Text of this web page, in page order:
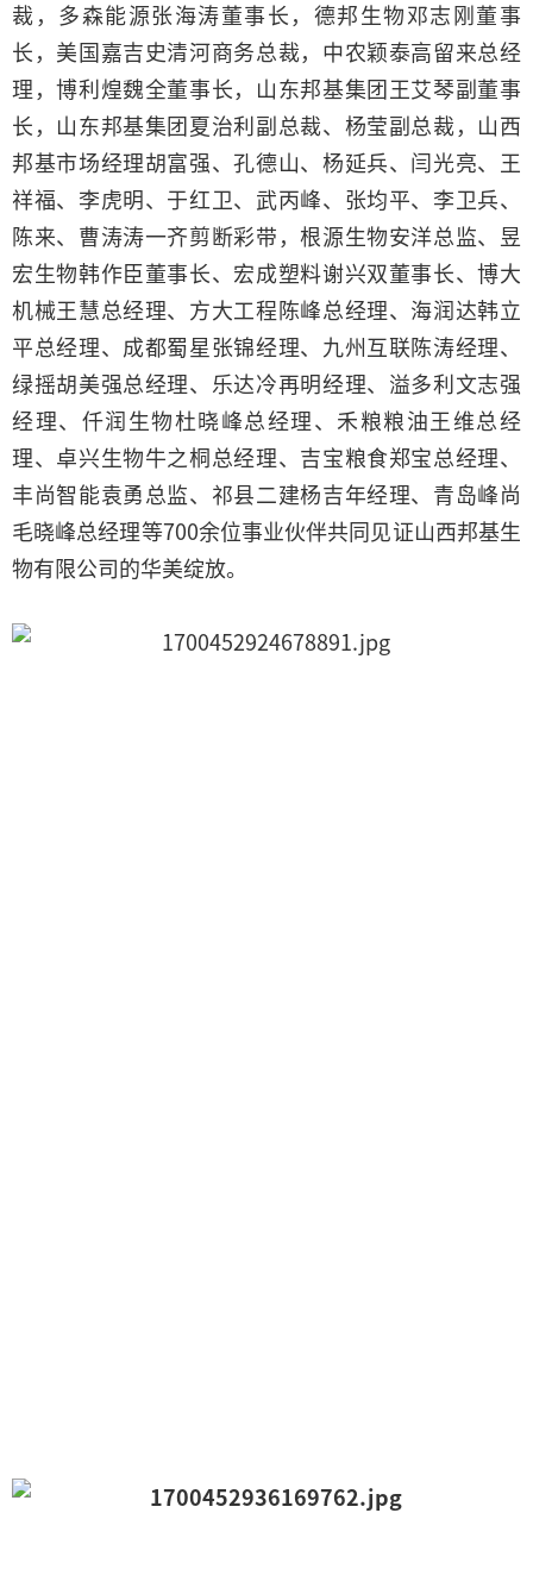
裁，多森能源张海涛董事长，德邦生物邓志刚董事
长，美国嘉吉史清河商务总裁，中农颖泰高留来总经
理，博利煌魏全董事长，山东邦基集团王艾琴副董事
长，山东邦基集团夏治利副总裁、杨莹副总裁，山西
邦基市场经理胡富强、孔德山、杨延兵、闫光亮、王
祥福、李虎明、于红卫、武丙峰、张均平、李卫兵、
陈来、曹涛涛一齐剪断彩带，根源生物安洋总监、昱
宏生物韩作臣董事长、宏成塑料谢兴双董事长、博大
机械王慧总经理、方大工程陈峰总经理、海润达韩立
平总经理、成都蜀星张锦经理、九州互联陈涛经理、
绿摇胡美强总经理、乐达冷再明经理、溢多利文志强
经理、仟润生物杜晓峰总经理、禾粮粮油王维总经
理、卓兴生物牛之桐总经理、吉宝粮食郑宝总经理、
丰尚智能袁勇总监、祁县二建杨吉年经理、青岛峰尚
毛晓峰总经理等700余位事业伙伴共同见证山西邦基生
物有限公司的华美绽放。